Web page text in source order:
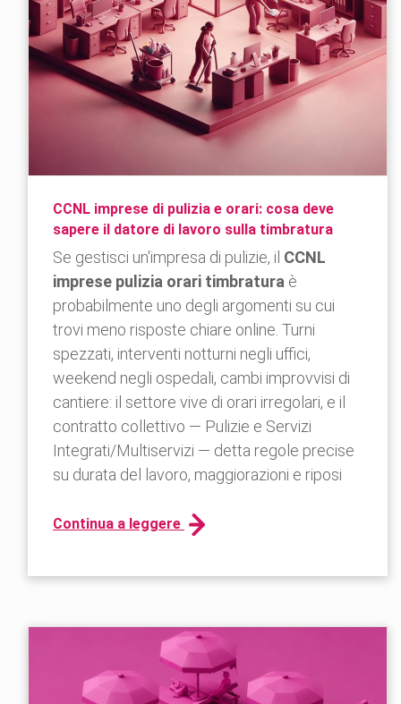
CCNL imprese di pulizia e orari: cosa deve
sapere il datore di lavoro sulla timbratura
Se gestisci un'impresa di pulizie, il CCNL
imprese pulizia orari timbratura è
probabilmente uno degli argomenti su cui
trovi meno risposte chiare online. Turni
spezzati, interventi notturni negli uffici,
weekend negli ospedali, cambi improvvisi di
cantiere: il settore vive di orari irregolari, e il
contratto collettivo — Pulizie e Servizi
Integrati/Multiservizi — detta regole precise
su durata del lavoro, maggiorazioni e riposi
Continua a leggere